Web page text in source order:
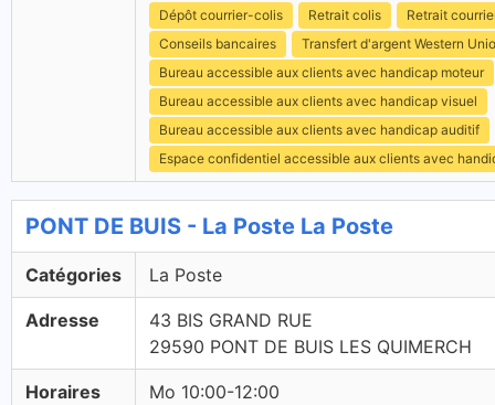
Dépôt courrier-colis Retrait colis
Retrait
Conseils bancaires
Transfert d'argent Western
Bureau accessible aux clients avec handicap moteur
Bureau accessible aux clients avec handicap visuel
Bureau accessible aux clients avec handicap auditif
Espace confidentiel accessible aux clients avec
PONT DE BUIS - La Poste La Poste
Catégories La Poste
Adresse
43 BIS GRAND RUE
29590 PONT DE BUIS LES QUIMERCH
Horaires
Mo 10:00-12:00